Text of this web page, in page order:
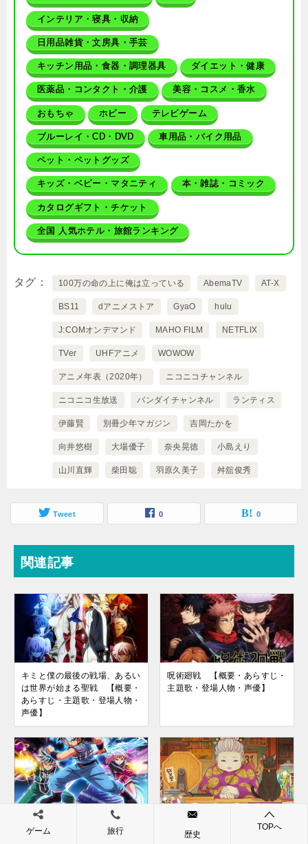
インテリア・寝具・収納
日用品雑貨・文房具・手芸
キッチン用品・食器・調理器具 ダイエット・健康
医薬品・コンタクト・介護 美容・コスメ・香水
おもちゃ ホビー テレビゲーム
ブルーレイ・CD・DVD 車用品・バイク用品
ペット・ペットグッズ
キッズ・ベビー・マタニティ 本・雑誌・コミック
カタログギフト・チケット
全国 人気ホテル・旅館ランキング
タグ 100万の命の上に俺は立っている AbemaTV AT-X
BS11 dアニメストア GyaO hulu
J:COMオンデマンド MAHO FILM NETFLIX
TVer UHFアニメ WOWOW
アニメ年表（2020年） ニコニコチャンネル
ニコニコ生放送 バンダイチャンネル ランティス
伊藤賢 別冊少年マガジン 吉岡たかを
向井悠樹 大場優子 奈央晃徳 小島えり
山川直輝 柴田聡 羽原久美子 舛舘俊秀
Tweet 0 0
関連記事
キミと僕の最後の戦場、あるい
は世界が始まる聖戦 【概要・
あらすじ・主題歌・登場人物・
声優】
呪術廻戦 【概要・あらすじ・
主題歌・登場人物・声優】
DRAGON QUEST -ダイの大冒
険-（第2作） 【概要・あらす
ふしぎ駄菓子屋 銭天堂 【概
要・あらすじ・主題歌・登場人
ゲーム 旅行 歴史
TOPへ